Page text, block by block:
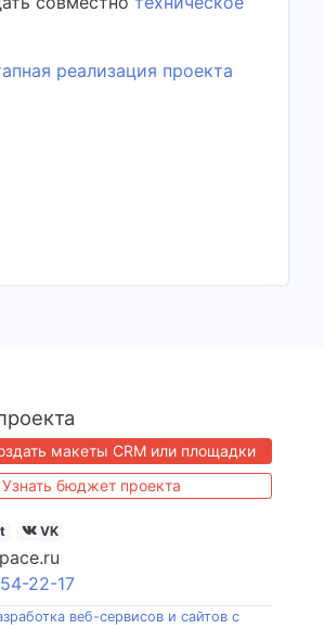
реализация проекта
макеты CRM или площадки
бюджет проекта
VK
-22-17
веб-сервисов и сайтов с